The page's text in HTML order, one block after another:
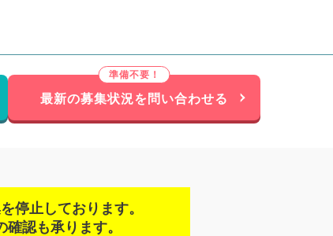
最新の募集状況を問い合わせる
停止しております。
認も承ります。